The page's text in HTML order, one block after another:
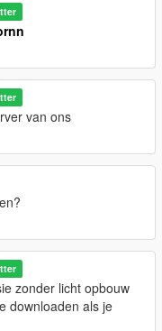
van ons
zonder licht opbouw
downloaden als je